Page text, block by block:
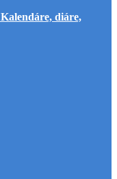
Kalendáre, diáre,